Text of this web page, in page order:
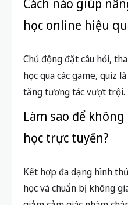
Cách nào giúp
học online hiệu
Chủ động đặt câu hỏi,
học qua các game, quiz
tăng tương tác vượt trội.
Làm sao để
học trực tuyến?
Kết hợp đa dạng hình
học và chuẩn bị không